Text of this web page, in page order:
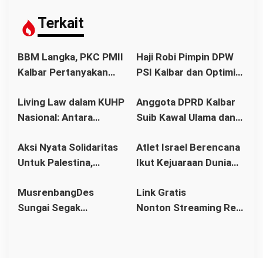
p
o
s
Terkait
BBM Langka, PKC PMII
Kalbar Pertanyakan
Terkait Stok BBM
Aman
Haji Robi Pimpin DPW
PSI Kalbar dan Optimis
Living Law dalam KUHP
Nasional: Antara
Legalitas
Anggota DPRD Kalbar
Suib Kawal Ulama dan
Aksi Nyata Solidaritas
Untuk Palestina,
Pontianak Ikuti Senam
Sehat dan
Atlet Israel Berencana
Ikut Kejuaraan Dunia
Kata Menlu
MusrenbangDes
Sungai Segak
Link Gratis
Nonton Streaming Real